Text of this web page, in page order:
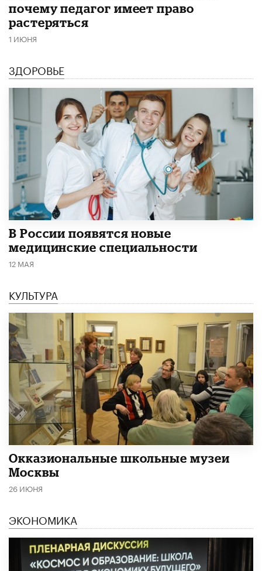
почему педагог имеет право
растеряться
1 ИЮНЯ
ЗДОРОВЬЕ
В России появятся новые
медицинские специальности
12 МАЯ
КУЛЬТУРА
​Окказиональные школьные музеи
Москвы
26 ИЮНЯ
ЭКОНОМИКА